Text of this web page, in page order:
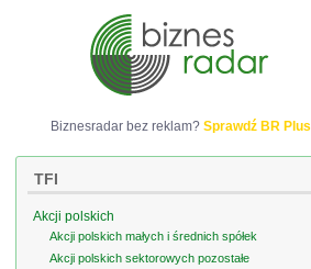
Biznesradar bez reklam? Sprawdź BR Plus
TFI
Akcji polskich
Akcji polskich małych i średnich spółek
Akcji polskich sektorowych pozostałe